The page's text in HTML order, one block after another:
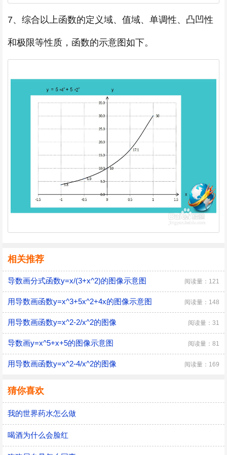
7、综合以上函数的定义域、值域、单调性、凸凹性
和极限等性质，函数的示意图如下。
相关推荐
导数画分式函数y=x/(3+x^2)的图像示意图 阅读量：121
用导数画函数y=x^3+5x^2+4x的图像示意图 阅读量：148
用导数画函数y=x^2-2/x^2的图像 阅读量：31
导数画y=x^5+x+5的图像示意图 阅读量：81
用导数画函数y=x^2-4/x^2的图像 阅读量：169
猜你喜欢
我的世界药水怎么做
喝酒为什么会脸红